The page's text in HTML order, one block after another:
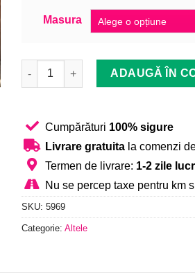
Masura
Cantitate Rochie Dama, Midi,
ADAUGĂ ÎN
Cumpărături 100% sigure
Livrare gratuita la comenzi
Termen de livrare: 1-2 zile
Nu se percep taxe pentru km
SKU: 5969
Categorie: Altele